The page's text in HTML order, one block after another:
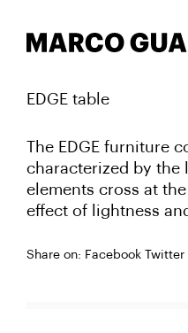
EDGE table
The EDGE furniture
characterized by the
elements cross at
effect of lightness
Share on: Facebook Twitter